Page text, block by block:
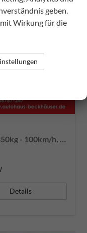
Hapert Azure L1 Alu 250x130 1.350kg - 100km/h, H-Gestell
Details
geben.
Wirkung für die